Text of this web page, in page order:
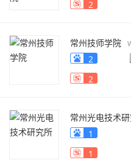
2
常州技师学院
2
2
常州光电技术
1
1